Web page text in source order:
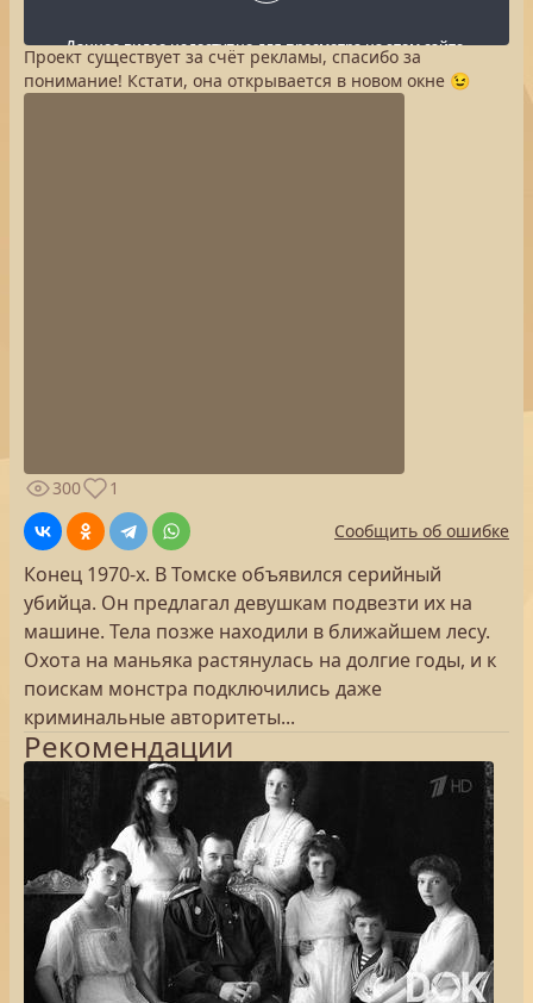
Проект существует за счёт рекламы, спасибо за
понимание! Кстати, она открывается в новом окне 😉
300
1
Сообщить об ошибке
Конец 1970-х. В Томске объявился серийный
убийца. Он предлагал девушкам подвезти их на
машине. Тела позже находили в ближайшем лесу.
Охота на маньяка растянулась на долгие годы, и к
поискам монстра подключились даже
криминальные авторитеты...
Рекомендации